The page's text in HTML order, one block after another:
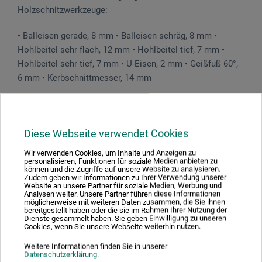
Diese Webseite verwendet Cookies
Wir verwenden Cookies, um Inhalte und Anzeigen zu
personalisieren, Funktionen für soziale Medien anbieten zu
können und die Zugriffe auf unsere Website zu analysieren.
Zudem geben wir Informationen zu Ihrer Verwendung unserer
Website an unsere Partner für soziale Medien, Werbung und
Analysen weiter. Unsere Partner führen diese Informationen
möglicherweise mit weiteren Daten zusammen, die Sie ihnen
bereitgestellt haben oder die sie im Rahmen Ihrer Nutzung der
Dienste gesammelt haben. Sie geben Einwilligung zu unseren
Cookies, wenn Sie unsere Webseite weiterhin nutzen.
Weitere Informationen finden Sie in unserer
Datenschutzerklärung.
Holzschnitzwerkzeuge:
• Balleisen gerade, 8 mm • Balleisen schräg, 8 mm •
Hohlbeitel sehr flach, 12 mm • Hohlbeitel tief, 7 mm •
Hohlbeitel sehr tief, 7 mm • U-Eisen, 2 mm • Geißfuß 60°,
6 mm • Kerbschnittmesser, 14 mm
Produktbewertungen (0)
Schreiben Sie die erste Bewertung zu diesem Produkt
JETZT PRODUKT BEWERTEN